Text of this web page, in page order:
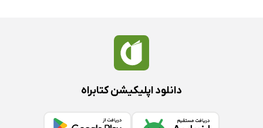
دانلود اپلیکیشن کتابراه